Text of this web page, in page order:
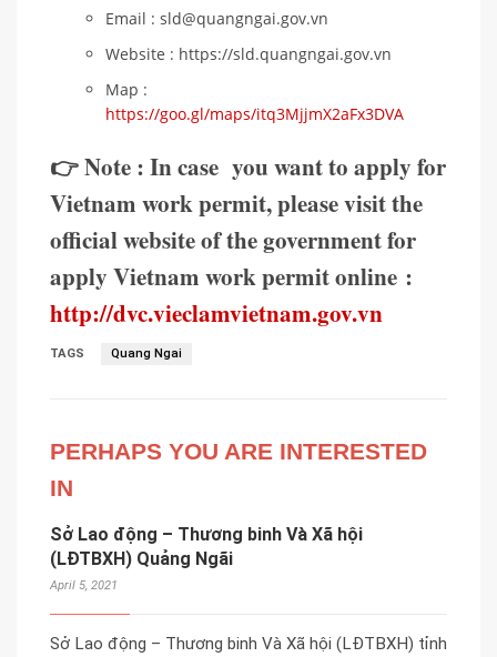
Email : sld@quangngai.gov.vn
Website : https://sld.quangngai.gov.vn
Map :
https://goo.gl/maps/itq3MjjmX2aFx3DVA
👉 Note : In case you want to apply for
Vietnam work permit, please visit the
official website of the government for
apply Vietnam work permit online :
http://dvc.vieclamvietnam.gov.vn
TAGS Quang Ngai
PERHAPS YOU ARE INTERESTED
IN
Sở Lao động – Thương binh Và Xã hội
(LĐTBXH) Quảng Ngãi
April 5, 2021
Sở Lao động – Thương binh Và Xã hội (LĐTBXH) tỉnh